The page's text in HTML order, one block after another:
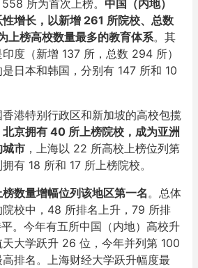
所为首次上榜。 中国（内地）
增长，以新增 261 所院校、总数
上榜高校数量最多的教育体系。其
度（新增 137 所，总数 294 所）
日本和韩国，分别有 147 所和 10
港特别行政区和新加坡的高校包揽
北京拥有 40 所上榜院校，成为亚洲
城市 ，上海以 22 所高校上榜位列第
有 18 所和 17 所上榜院校。
数量增幅位列该地区第一名 。总体
校中，48 所排名上升，79 所排
。今年有五所中国（内地）高校升
大学跃升 26 位，今年并列第 100
排名。上海财经大学跃升幅度最